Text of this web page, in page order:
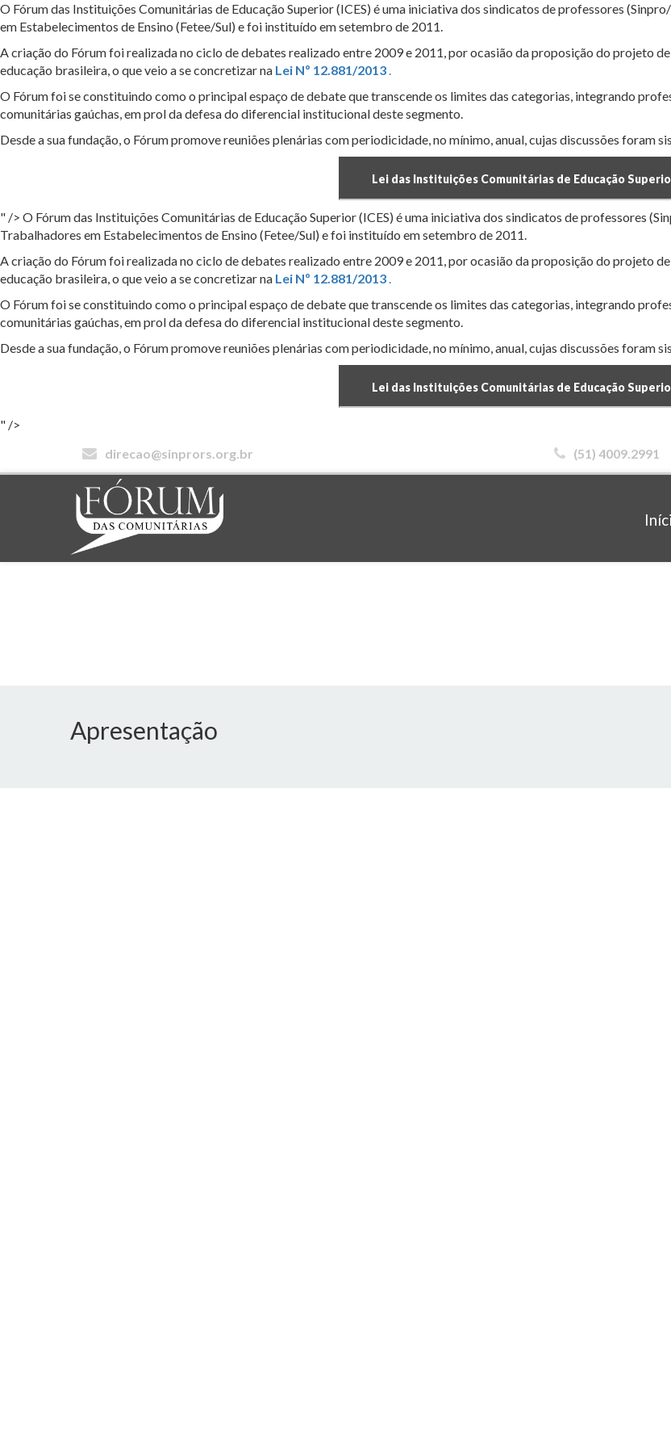
O Fórum das Instituições Comunitárias de Educação Superior (ICES) é uma iniciativa dos sindicatos de professores
em Estabelecimentos de Ensino (Fetee/Sul) e foi instituído em setembro de 2011.
A criação do Fórum foi realizada no ciclo de debates realizado entre 2009 e 2011, por ocasião da proposição do projeto
educação brasileira, o que veio a se concretizar na Lei Nº 12.881/2013.
O Fórum foi se constituindo como o principal espaço de debate que transcende os limites das categorias, integrando
comunitárias gaúchas, em prol da defesa do diferencial institucional deste segmento.
Desde a sua fundação, o Fórum promove reuniões plenárias com periodicidade, no mínimo, anual, cujas discussões foram
Lei das Instituições Comunitárias de Educação
" /> O Fórum das Instituições Comunitárias de Educação Superior (ICES) é uma iniciativa dos sindicatos de professores
Trabalhadores em Estabelecimentos de Ensino (Fetee/Sul) e foi instituído em setembro de 2011.
A criação do Fórum foi realizada no ciclo de debates realizado entre 2009 e 2011, por ocasião da proposição do projeto
educação brasileira, o que veio a se concretizar na Lei Nº 12.881/2013
O Fórum foi se constituindo como o principal espaço de debate que transcende os limites das categorias, integrando
comunitárias gaúchas, em prol da defesa do diferencial institucional deste segmento.
Desde a sua fundação, o Fórum promove reuniões plenárias com periodicidade, no mínimo, anual, cujas discussões foram
Lei das Instituições Comunitárias de Educação
" />
direcao@sinprors.org.br
(51) 4009.2991
Apresentação